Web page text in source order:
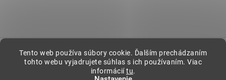
Tento web používa súbory cookie. Ďalším prechádzaním
tohto webu vyjadrujete súhlas s ich používaním. Viac
informáciítu.
Vytvoril Shoptet
Copyright 2026Stylovej . Všetky práva vyhradené.